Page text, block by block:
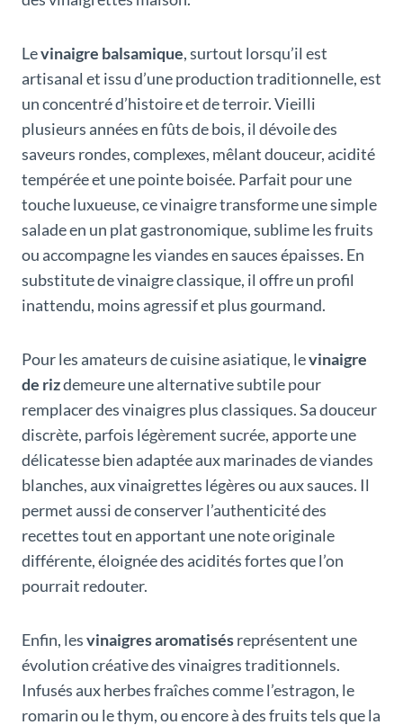
Levinaigre balsamique, surtout lorsqu’il est
artisanal et issu d’une production traditionnelle, est
un concentré d’histoire et de terroir. Vieilli
plusieurs années en fûts de bois, il dévoile des
saveurs rondes, complexes, mêlant douceur, acidité
tempérée et une pointe boisée. Parfait pour une
touche luxueuse, ce vinaigre transforme une simple
salade en un plat gastronomique, sublime les fruits
ou accompagne les viandes en sauces épaisses. En
substitute de vinaigre classique, il offre un profil
inattendu, moins agressif et plus gourmand.
Pour les amateurs de cuisine asiatique, levinaigre
de rizdemeure une alternative subtile pour
remplacer des vinaigres plus classiques. Sa douceur
discrète, parfois légèrement sucrée, apporte une
délicatesse bien adaptée aux marinades de viandes
blanches, aux vinaigrettes légères ou aux sauces. Il
permet aussi de conserver l’authenticité des
recettes tout en apportant une note originale
différente, éloignée des acidités fortes que l’on
pourrait redouter.
Enfin, lesvinaigres aromatisésreprésentent une
évolution créative des vinaigres traditionnels.
Infusés aux herbes fraîches comme l’estragon, le
romarin ou le thym, ou encore à des fruits tels que la